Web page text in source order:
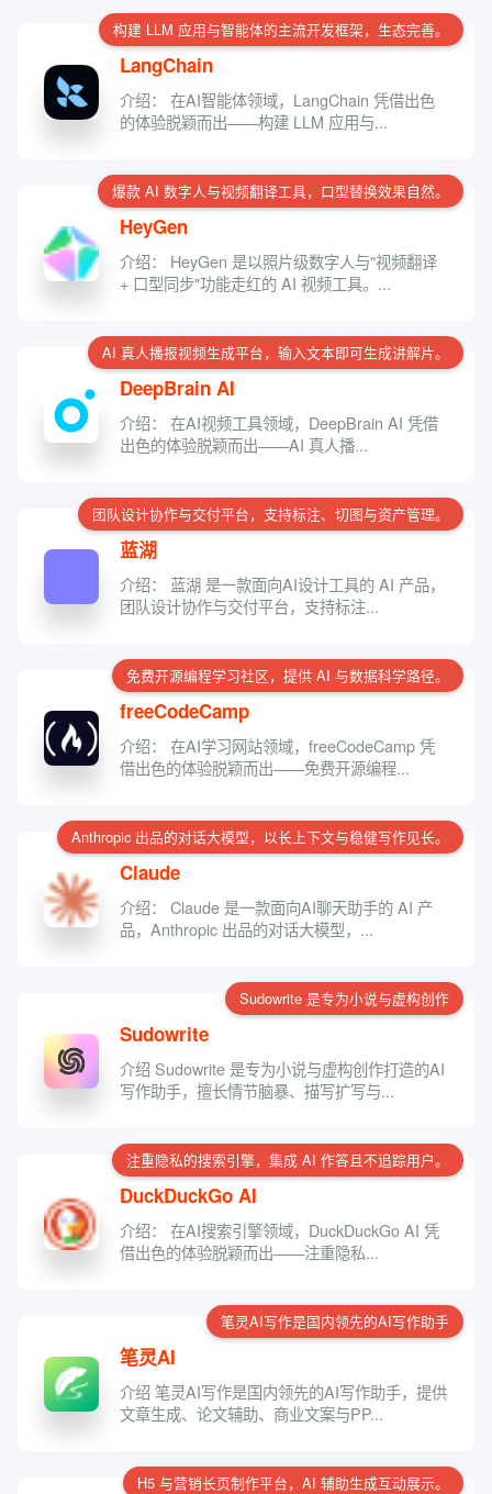
构建 LLM 应用与智能体的主流开发框架，生态完善。
LangChain
介绍： 在AI智能体领域，LangChain 凭借出色
的体验脱颖而出——构建 LLM 应用与...
爆款 AI 数字人与视频翻译工具，口型替换效果自然。
HeyGen
介绍： HeyGen 是以照片级数字人与"视频翻译
+ 口型同步"功能走红的 AI 视频工具。...
AI 真人播报视频生成平台，输入文本即可生成讲解片。
DeepBrain AI
介绍： 在AI视频工具领域，DeepBrain AI 凭借
出色的体验脱颖而出——AI 真人播...
团队设计协作与交付平台，支持标注、切图与资产管理。
蓝湖
介绍： 蓝湖 是一款面向AI设计工具的 AI 产品，
团队设计协作与交付平台，支持标注...
免费开源编程学习社区，提供 AI 与数据科学路径。
freeCodeCamp
介绍： 在AI学习网站领域，freeCodeCamp 凭
借出色的体验脱颖而出——免费开源编程...
Anthropic 出品的对话大模型，以长上下文与稳健写作见长。
Claude
介绍： Claude 是一款面向AI聊天助手的 AI 产
品，Anthropic 出品的对话大模型，...
Sudowrite 是专为小说与虚构创作
Sudowrite
介绍 Sudowrite 是专为小说与虚构创作打造的AI
写作助手，擅长情节脑暴、描写扩写与...
注重隐私的搜索引擎，集成 AI 作答且不追踪用户。
DuckDuckGo AI
介绍： 在AI搜索引擎领域，DuckDuckGo AI 凭
借出色的体验脱颖而出——注重隐私...
笔灵AI写作是国内领先的AI写作助手
笔灵AI
介绍 笔灵AI写作是国内领先的AI写作助手，提供
文章生成、论文辅助、商业文案与PP...
H5 与营销长页制作平台，AI 辅助生成互动展示。